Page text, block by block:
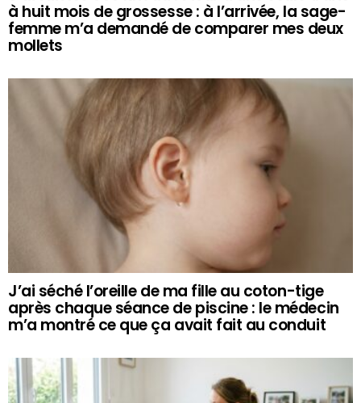
à huit mois de grossesse : à l’arrivée, la sage-
femme m’a demandé de comparer mes deux
mollets
J’ai séché l’oreille de ma fille au coton-tige
après chaque séance de piscine : le médecin
m’a montré ce que ça avait fait au conduit